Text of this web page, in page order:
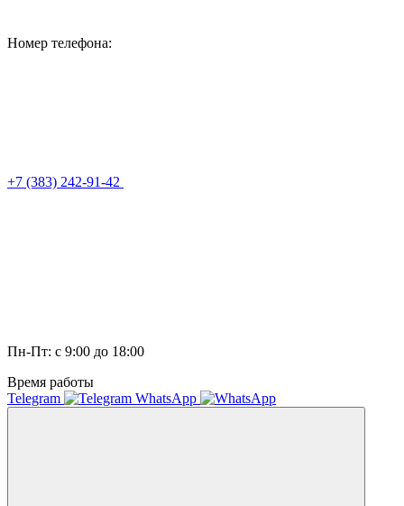
Номер телефона:
+7 (383) 242-91-42
Пн-Пт: с 9:00 до 18:00
Время работы
Telegram
WhatsApp